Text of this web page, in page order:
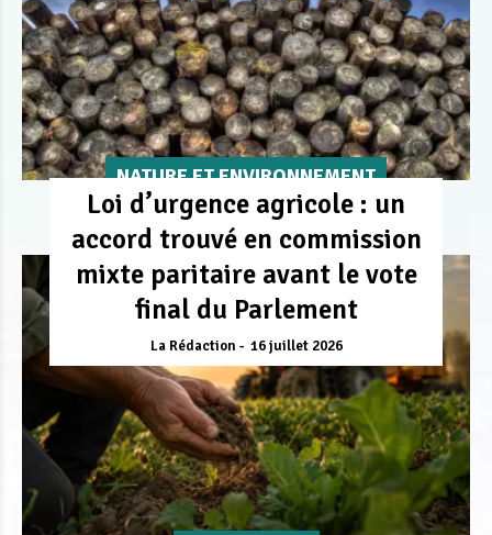
NATURE ET ENVIRONNEMENT
Loi d’urgence agricole : un
accord trouvé en commission
mixte paritaire avant le vote
final du Parlement
La Rédaction 16 juillet 2026